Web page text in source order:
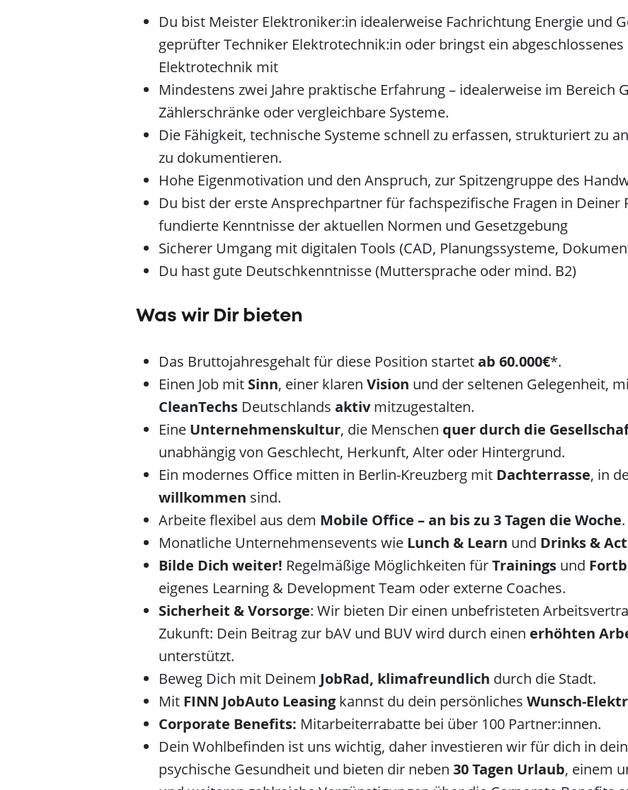
Du bist Meister Elektroniker:in idealerweise Fachrichtung Energie und
geprüfter Techniker Elektrotechnik:in oder bringst ein
Elektrotechnik mit
Mindestens zwei Jahre praktische Erfahrung – idealerweise im Bereich
Zählerschränke oder vergleichbare Systeme.
Die Fähigkeit, technische Systeme schnell zu erfassen, strukturiert zu
zu dokumentieren.
Hohe Eigenmotivation und den Anspruch, zur Spitzengruppe des
Du bist der erste Ansprechpartner für fachspezifische Fragen in Deiner
fundierte Kenntnisse der aktuellen Normen und Gesetzgebung
Sicherer Umgang mit digitalen Tools (CAD, Planungssysteme,
Du hast gute Deutschkenntnisse (Muttersprache oder mind. B2)
Was wir Dir bieten
Das Bruttojahresgehalt für diese Position startetab 60.000€*.
Einen Job mit Sinn, einer klaren Vision und der seltenen Gelegenheit,
CleanTechs Deutschlands aktivmitzugestalten.
Eine Unternehmenskultur, die Menschen quer durch die
unabhängig von Geschlecht, Herkunft, Alter oder Hintergrund.
Ein modernes Office mitten in Berlin-Kreuzberg mit Dachterrasse, in
willkommen sind.
Arbeite flexibel aus dem Mobile Office – an bis zu 3 Tagen die Woche.
Monatliche Unternehmensevents wie Lunch & Learn und Drinks &
Bilde Dich weiter! Regelmäßige Möglichkeiten fürTrainings und
eigenes Learning & Development Team oder externe Coaches.
Sicherheit & Vorsorge: Wir bieten Dir einen unbefristeten
Zukunft: Dein Beitrag zur bAV und BUV wird durch einen erhöhten
unterstützt.
Beweg Dich mit Deinem JobRad, klimafreundlich durch die Stadt.
Mit FINN JobAuto Leasing kannst du dein persönliches Wunsch-
Corporate Benefits: Mitarbeiterrabatte bei über 100 Partner:innen.
Dein Wohlbefinden ist uns wichtig, daher investieren wir für dich in
psychische Gesundheit und bieten dir neben 30 Tagen Urlaub, einem